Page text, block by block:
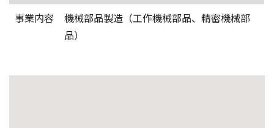
事業内容
機械部品製造（工作機械部品、精密機械部
品）